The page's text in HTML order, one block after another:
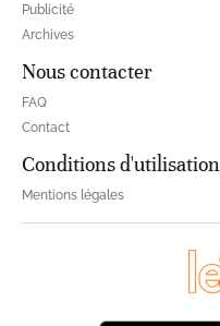
Publicité
Archives
Nous contacter
FAQ
Contact
Conditions d'utilisation
Mentions légales